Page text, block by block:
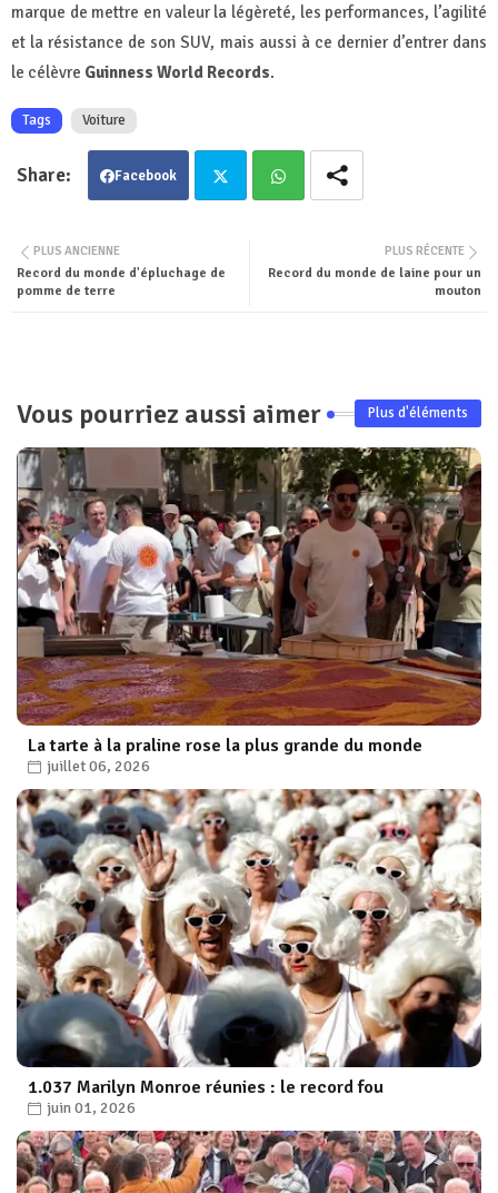
marque de mettre en valeur la légèreté, les performances, l’agilité
et la résistance de son SUV, mais aussi à ce dernier d’entrer dans
le célèvre Guinness World Records.
Tags Voiture
Facebook
ter tsa
PLUS RÉCENTE
Record du monde de laine pour un
mouton
PLUS ANCIENNE
Record du monde d'épluchage de
pomme de terre
Vous pourriez aussi aimer Plus d'éléments
La tarte à la praline rose la plus grande du monde
juillet 06, 2026
1.037 Marilyn Monroe réunies : le record fou
juin 01, 2026